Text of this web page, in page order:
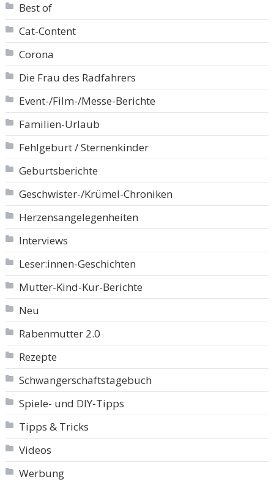
Best of
Cat-Content
Corona
Die Frau des Radfahrers
Event-/Film-/Messe-Berichte
Familien-Urlaub
Fehlgeburt / Sternenkinder
Geburtsberichte
Geschwister-/Krümel-Chroniken
Herzensangelegenheiten
Interviews
Leser:innen-Geschichten
Mutter-Kind-Kur-Berichte
Neu
Rabenmutter 2.0
Rezepte
Schwangerschaftstagebuch
Spiele- und DIY-Tipps
Tipps & Tricks
Videos
Werbung